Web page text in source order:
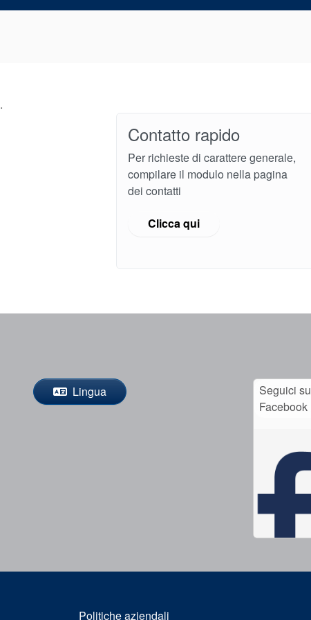
.
Contatto rapido
Per richieste di carattere generale,
compilare il modulo nella pagina
dei contatti
Clicca qui
Lingua
Seguici su
Facebook
Politiche aziendali